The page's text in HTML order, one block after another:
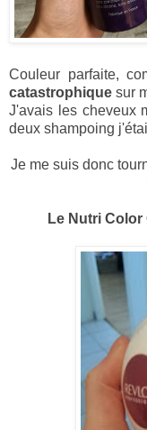
Couleur parfaite,
catastrophique sur
J'avais les cheveux
deux shampoing
Je me suis donc
Le Nutri Color